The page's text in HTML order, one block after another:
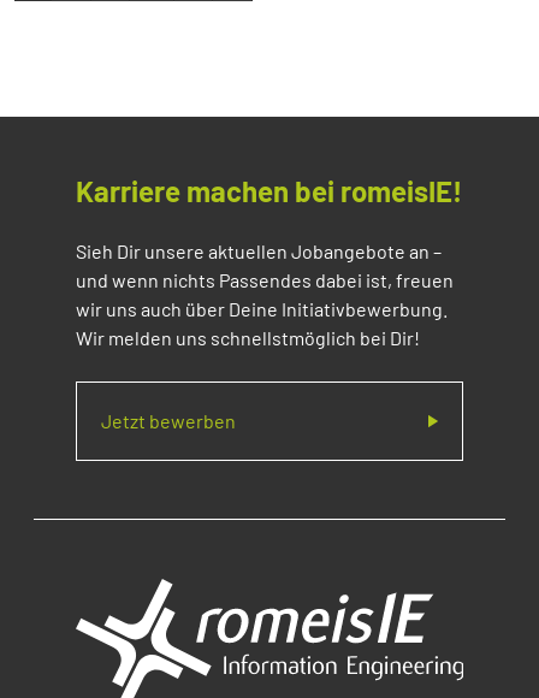
Karriere machen bei romeisIE!
Sieh Dir unsere aktuellen Jobangebote an –
und wenn nichts Passendes dabei ist, freuen
wir uns auch über Deine Initiativbewerbung.
Wir melden uns schnellstmöglich bei Dir!
Jetzt bewerben